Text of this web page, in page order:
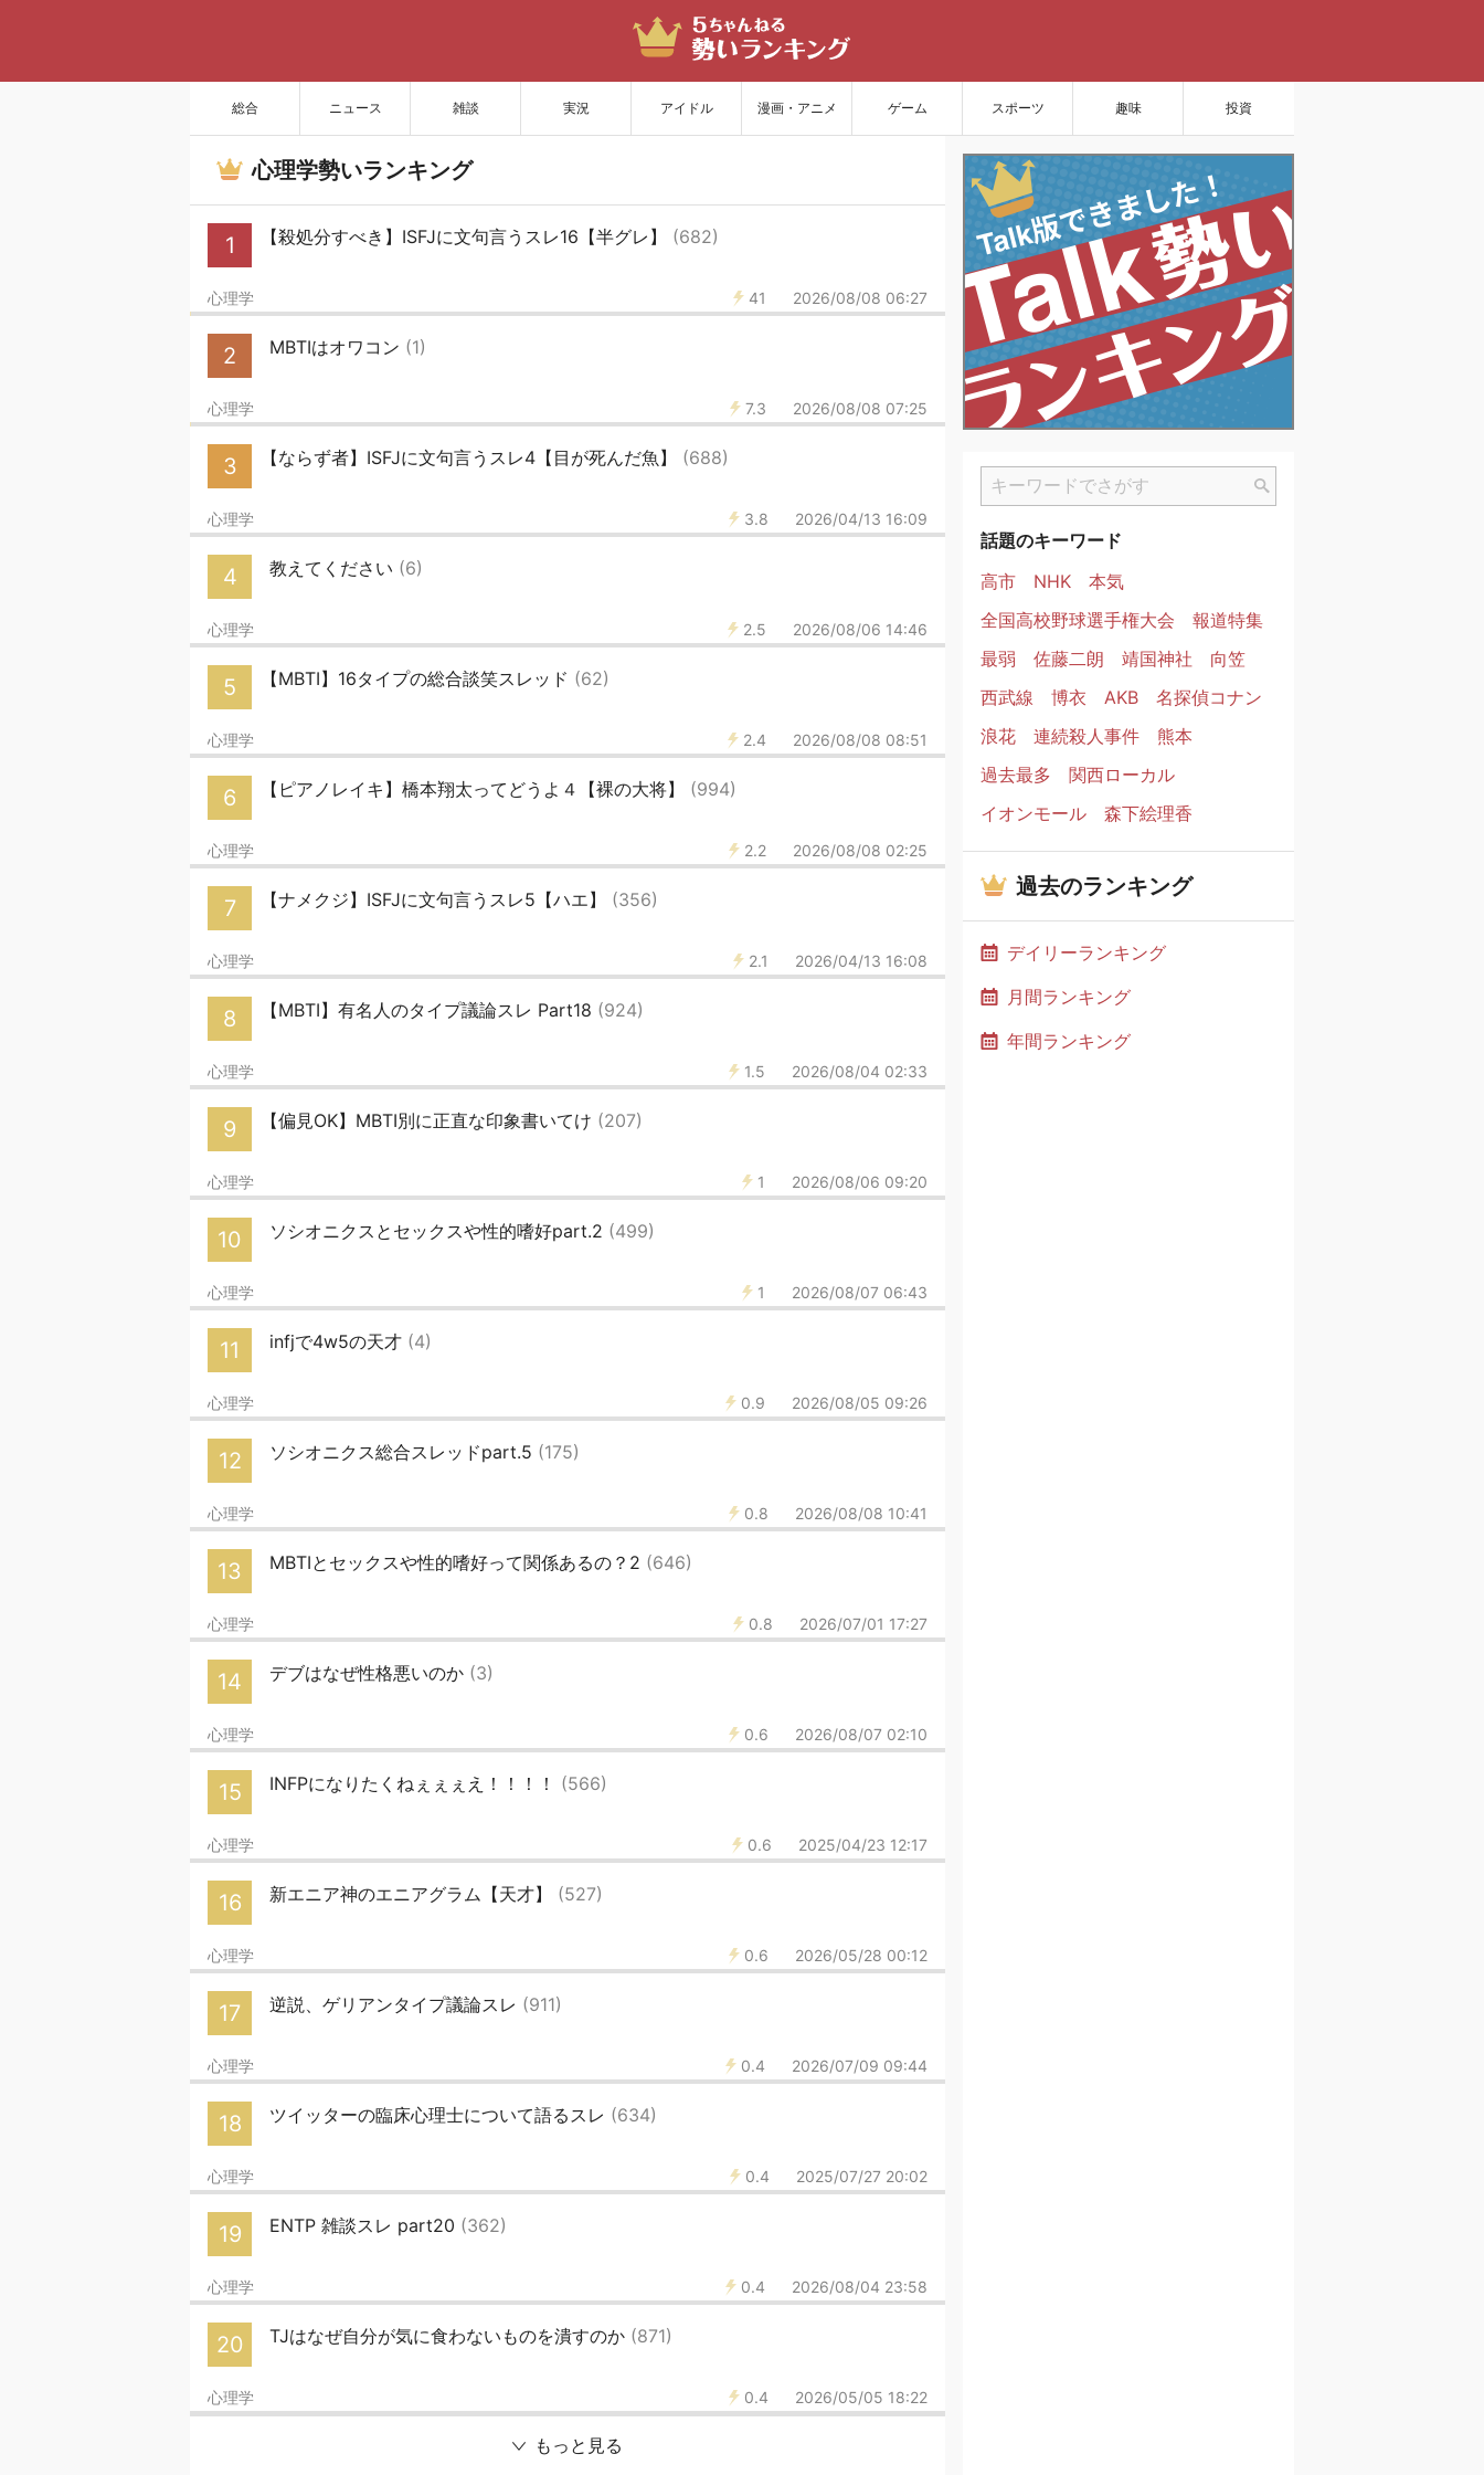
総合 ニュース 雑談 実況 アイドル 漫画・アニメ ゲーム スポーツ 趣味 投資
心理学勢いランキング
1 【殺処分すべき】ISFJに文句言うスレ16【半グレ】 (682)
41 2026/08/08 06:27
心理学
2 MBTIはオワコン (1)
7.3 2026/08/08 07:25
心理学
3 【ならず者】ISFJに文句言うスレ4【目が死んだ魚】 (688)
3.8 2026/04/13 16:09
心理学
4 教えてください (6)
2.5 2026/08/06 14:46
心理学
5 【MBTI】16タイプの総合談笑スレッド (62)
2.4 2026/08/08 08:51
心理学
6 【ピアノレイキ】橋本翔太ってどうよ４【裸の大将】 (994)
2.2 2026/08/08 02:25
心理学
7 【ナメクジ】ISFJに文句言うスレ5【ハエ】 (356)
2.1 2026/04/13 16:08
心理学
8 【MBTI】有名人のタイプ議論スレ Part18 (924)
1.5 2026/08/04 02:33
心理学
9 【偏見OK】MBTI別に正直な印象書いてけ (207)
1 2026/08/06 09:20
心理学
10 ソシオニクスとセックスや性的嗜好part.2 (499)
1 2026/08/07 06:43
心理学
11 infjで4w5の天才 (4)
0.9 2026/08/05 09:26
心理学
12 ソシオニクス総合スレッドpart.5 (175)
0.8 2026/08/08 10:41
心理学
13 MBTIとセックスや性的嗜好って関係あるの？2 (646)
0.8 2026/07/01 17:27
心理学
14 デブはなぜ性格悪いのか (3)
0.6 2026/08/07 02:10
心理学
15 INFPになりたくねぇぇぇえ！！！！ (566)
0.6 2025/04/23 12:17
心理学
16 新エニア神のエニアグラム【天才】 (527)
0.6 2026/05/28 00:12
心理学
17 逆説、ゲリアンタイプ議論スレ (911)
0.4 2026/07/09 09:44
心理学
18 ツイッターの臨床心理士について語るスレ (634)
0.4 2025/07/27 20:02
心理学
19 ENTP 雑談スレ part20 (362)
0.4 2026/08/04 23:58
心理学
20 TJはなぜ自分が気に食わないものを潰すのか (871)
0.4 2026/05/05 18:22
心理学
もっと見る
話題のキーワード
高市
NHK
本気
全国高校野球選手権大会
報道特集
最弱
佐藤二朗 靖国神社
向笠
西武線
博衣 AKB
名探偵コナン
浪花
連続殺人事件
熊本
過去最多
関西ローカル
イオンモール
森下絵理香
過去のランキング
デイリーランキング
月間ランキング
年間ランキング